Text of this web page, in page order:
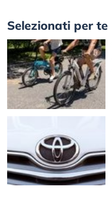
Selezionati per te